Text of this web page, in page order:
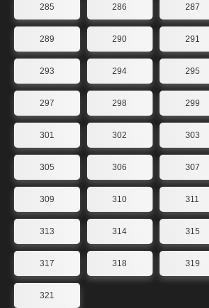
285 286 287
289 290 291
293 294 295
297 298 299
301 302 303
305 306 307
309 310 311
313 314 315
317 318 319
321